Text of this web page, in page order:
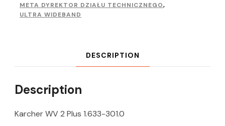
META DYREKTOR DZIAŁU TECHNICZNEGO,
ULTRA WIDEBAND
DESCRIPTION
Description
Karcher WV 2 Plus 1.633-301.0